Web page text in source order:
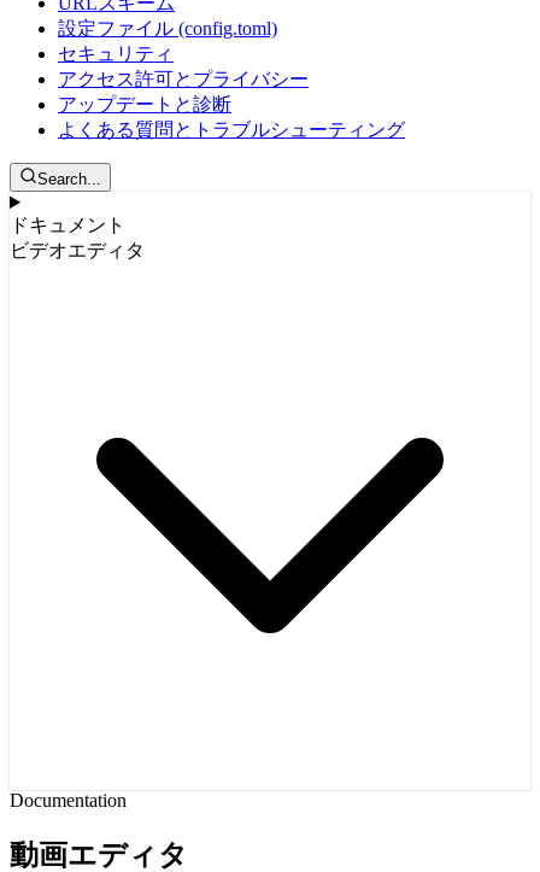
設定ファイル (config.toml)
セキュリティ
アクセス許可とプライバシー
アップデートと診断
よくある質問とトラブルシューティング
Search...
ドキュメント
ビデオエディタ
Documentation
動画エディタ